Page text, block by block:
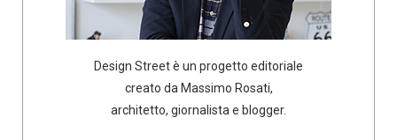
Design Street è un progetto editoriale
creato da Massimo Rosati,
architetto, giornalista e blogger.